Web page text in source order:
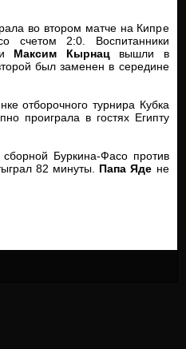
27 Июля
Владимир ФРАТЯ
во втором матче на Кипре
счетом 2:0. Воспитанники
Максим Кырнацвышли в
был заменен в середине
отборочного турнира Кубка
проиграла в гостях Египту
Буркина-Фасо против
82 минуты. Папа Яде не